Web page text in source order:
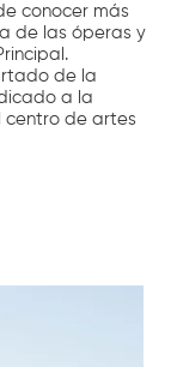
conocer más
de las óperas y
de la
a la
centro de artes